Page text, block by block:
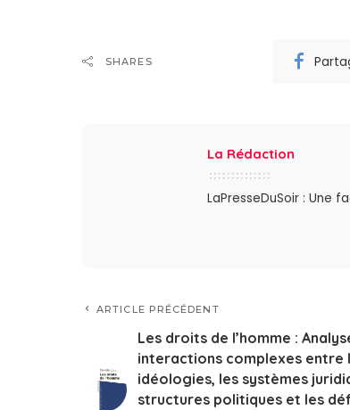
SHARES
La Rédaction
LaPresseDuSoir : Une
ARTICLE PRÉCÉDENT
Les droits de l’homme :
interactions complexes entre
idéologies, les systèmes
structures politiques et les